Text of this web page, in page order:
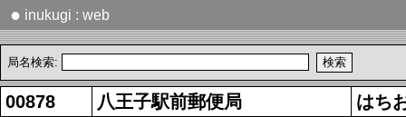
● inukugi : web
局名検索:
00878 八王子駅前郵便局 はち